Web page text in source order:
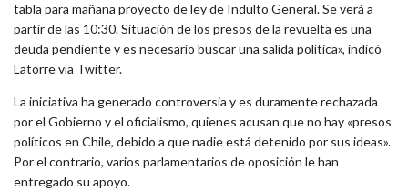
tabla para mañana proyecto de ley de Indulto General. Se verá a
partir de las 10:30. Situación de los presos de la revuelta es una
deuda pendiente y es necesario buscar una salida política», indicó
Latorre vía Twitter.
La iniciativa ha generado controversia y es duramente rechazada
por el Gobierno y el oficialismo, quienes acusan que no hay «presos
políticos en Chile, debido a que nadie está detenido por sus ideas».
Por el contrario, varios parlamentarios de oposición le han
entregado su apoyo.